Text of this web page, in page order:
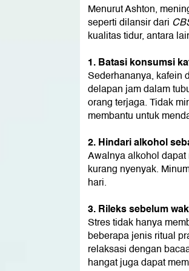
Menurut Ashton,
seperti dilansir dari
kualitas tidur, antara
1. Batasi konsumsi
Sederhananya, kafein
delapan jam dalam
orang terjaga. Tidak
membantu untuk
2. Hindari alkohol
Awalnya alkohol
kurang nyenyak.
hari.
3. Rileks sebelum
Stres tidak hanya
beberapa jenis ritual
relaksasi dengan
hangat juga dapat